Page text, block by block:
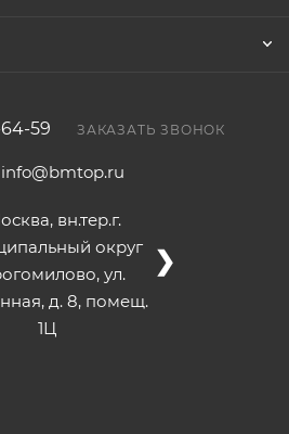
59 ЗАКАЗАТЬ ЗВОНОК
info@bmtop.ru
вн.тер.г.
округ
ул.
д. 8, помещ.
1Ц
❯